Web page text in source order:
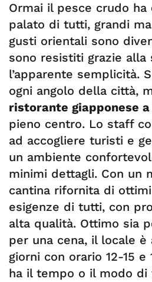
Ormai il pesce crudo
palato di tutti, grandi
gusti orientali sono
sono resistiti grazie alla
l’apparente semplicità.
ogni angolo della città,
ristorante giapponese a
pieno centro. Lo staff
ad accogliere turisti e
un ambiente
minimi dettagli. Con un
cantina rifornita di
esigenze di tutti, con
alta qualità. Ottimo sia
per una cena, il locale
giorni con orario 12-15 e
ha il tempo o il modo di